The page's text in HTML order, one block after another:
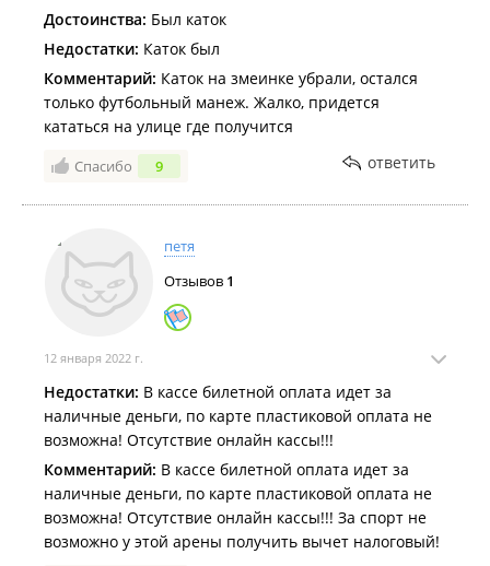
Достоинства: Был каток
Недостатки: Каток был
Комментарий: Каток на змеинке убрали, остался
только футбольный манеж. Жалко, придется
кататься на улице где получится
Спасибо 9 ответить
петя
Отзывов 1
12 января 2022 г.
Недостатки: В кассе билетной оплата идет за
наличные деньги, по карте пластиковой оплата не
возможна! Отсутствие онлайн кассы!!!
Комментарий: В кассе билетной оплата идет за
наличные деньги, по карте пластиковой оплата не
возможна! Отсутствие онлайн кассы!!! За спорт не
возможно у этой арены получить вычет налоговый!